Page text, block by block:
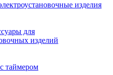
изделия
для
изделий
таймером